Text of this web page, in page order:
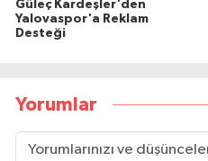
Güleç Kardeşler'den
Yalovaspor'a Reklam
Desteği
Yorumlar